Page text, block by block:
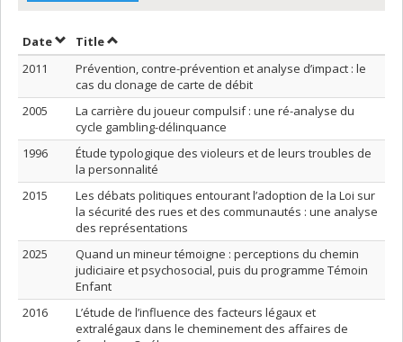
DateSort by date in descending order
TitleSort by title in descending order
2011
Prévention, contre-prévention et analyse d’impact : le
cas du clonage de carte de débit
2005
La carrière du joueur compulsif : une ré-analyse du
cycle gambling-délinquance
1996
Étude typologique des violeurs et de leurs troubles de
la personnalité
2015
Les débats politiques entourant l’adoption de la Loi sur
la sécurité des rues et des communautés : une analyse
des représentations
2025
Quand un mineur témoigne : perceptions du chemin
judiciaire et psychosocial, puis du programme Témoin
Enfant
2016
L’étude de l’influence des facteurs légaux et
extralégaux dans le cheminement des affaires de